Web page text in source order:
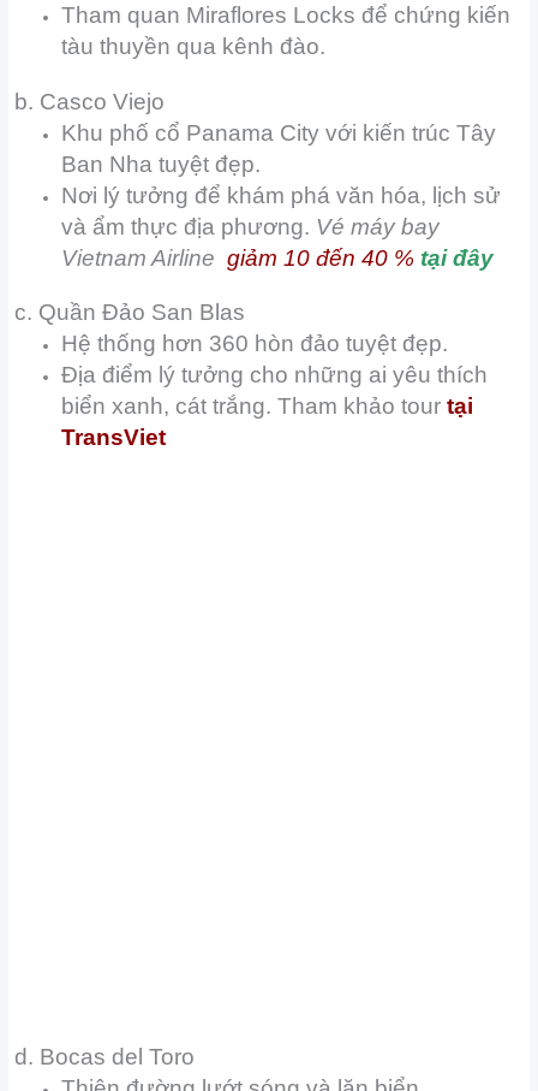
Tham quan Miraflores Locks để chứng kiến
tàu thuyền qua kênh đào.
b. Casco Viejo
Khu phố cổ Panama City với kiến trúc Tây
Ban Nha tuyệt đẹp.
Nơi lý tưởng để khám phá văn hóa, lịch sử
và ẩm thực địa phương. Vé máy bay
Vietnam Airline giảm 10 đến 40 % tại đây
c. Quần Đảo San Blas
Hệ thống hơn 360 hòn đảo tuyệt đẹp.
Địa điểm lý tưởng cho những ai yêu thích
biển xanh, cát trắng. Tham khảo tour tại
TransViet
d. Bocas del Toro